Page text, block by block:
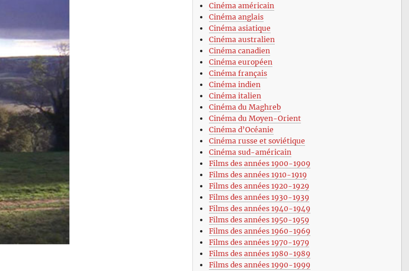
Cinéma américain
Cinéma anglais
Cinéma asiatique
Cinéma australien
Cinéma canadien
Cinéma européen
Cinéma français
Cinéma indien
Cinéma italien
Cinéma du Maghreb
Cinéma du Moyen-Orient
Cinéma d’Océanie
Cinéma russe et soviétique
Cinéma sud-américain
Films des années 1900-1909
Films des années 1910-1919
Films des années 1920-1929
Films des années 1930-1939
Films des années 1940-1949
Films des années 1950-1959
Films des années 1960-1969
Films des années 1970-1979
Films des années 1980-1989
Films des années 1990-1999